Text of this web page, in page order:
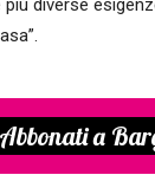
Abbonati a